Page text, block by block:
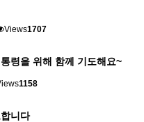
Views1707
령을 위해 함께 기도해요~
1158
니다